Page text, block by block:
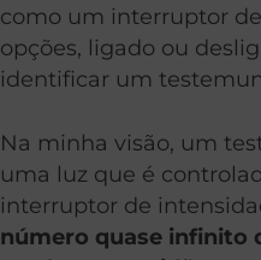
como um interruptor
opções, ligado ou
identificar um
Na minha visão, um
uma luz que é
interruptor de
número quase infinito